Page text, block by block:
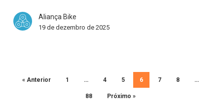
Aliança Bike
19 de dezembro de 2025
« Anterior 1 … 4 5 6 7 8 …
88 Próximo »